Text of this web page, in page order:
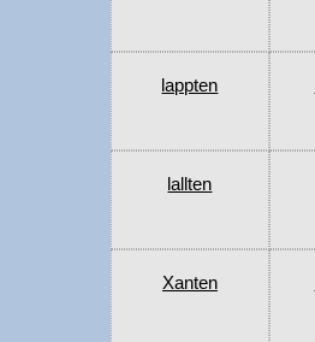
lappten
lallten
Xanten